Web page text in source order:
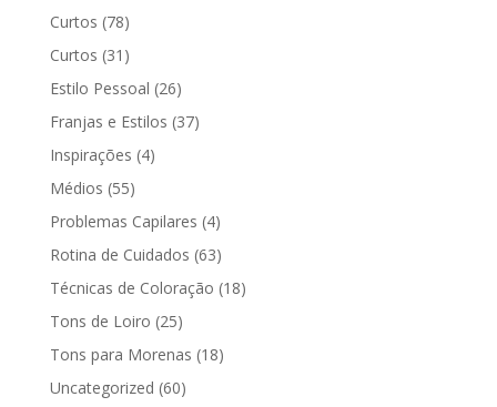
Curtos (78)
Curtos (31)
Estilo Pessoal (26)
Franjas e Estilos (37)
Inspirações (4)
Médios (55)
Problemas Capilares (4)
Rotina de Cuidados (63)
Técnicas de Coloração (18)
Tons de Loiro (25)
Tons para Morenas (18)
Uncategorized (60)